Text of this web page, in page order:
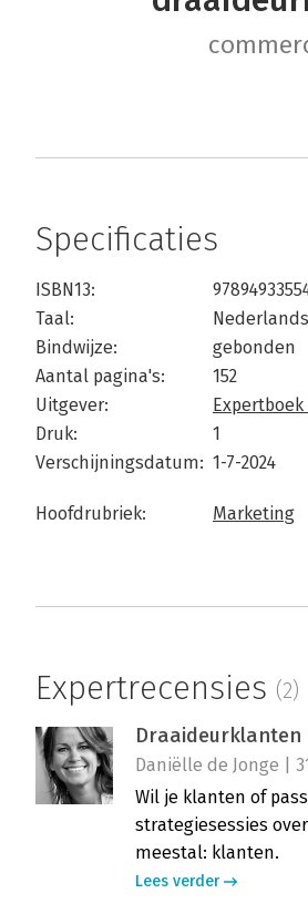
Specificaties
ISBN13:
Taal:
Nederlands
Bindwijze:
gebonden
Aantal pagina's:
152
Uitgever:
Druk:
1
Verschijningsdatum: 1-7-2024
Hoofdrubriek: Marketing
Expertrecensies (2)
Daniëlle de Jonge |
Wil je klanten of
strategiesessies
meestal: klanten.
Lees verder